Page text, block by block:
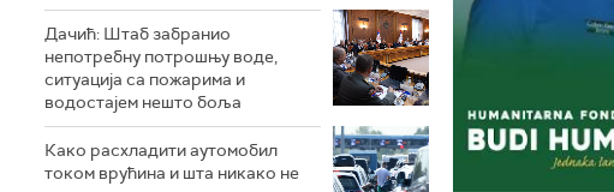
Дачић: Штаб забранио
непотребну потрошњу воде,
ситуација са пожарима и
водостајем нешто боља
Како расхладити аутомобил
током врућина и шта никако не